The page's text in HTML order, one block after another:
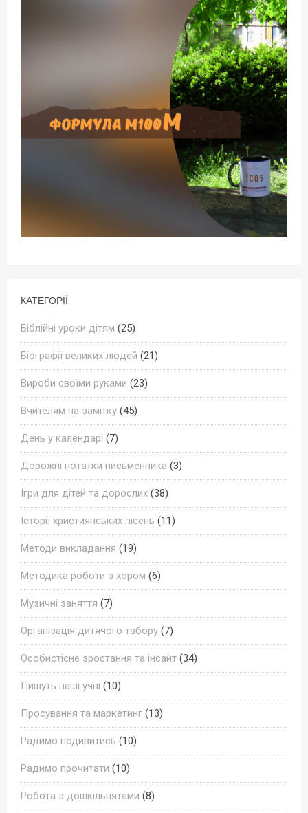
КАТЕГОРІЇ
Біблійні уроки дітям (25)
Біографії великих людей (21)
Вироби своїми руками (23)
Вчителям на замітку (45)
День у календарі (7)
Дорожні нотатки письменника (3)
Ігри для дітей та дорослих (38)
Історії християнських пісень (11)
Методи викладання (19)
Методика роботи з хором (6)
Музичні заняття (7)
Організація дитячого табору (7)
Особистісне зростання та інсайт (34)
Пишуть наші учні (10)
Просування та маркетинг (13)
Радимо подивитись (10)
Радимо прочитати (10)
Робота з дошкільнятами (8)